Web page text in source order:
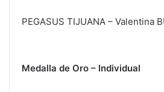
PEGASUS TIJUANA – Valentina
Medalla de Oro – Individual